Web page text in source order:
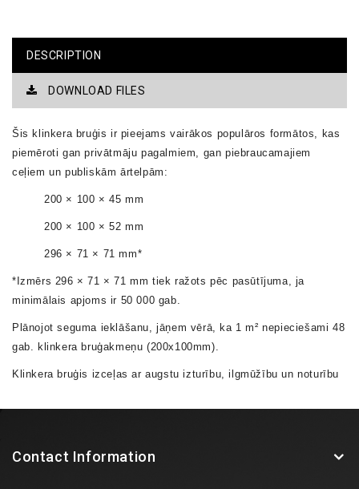
DESCRIPTION
DOWNLOAD FILES
Šis klinkera bruģis ir pieejams vairākos populāros formātos, kas
piemēroti gan privātmāju pagalmiem, gan piebraucamajiem
ceļiem un publiskām ārtelpām:
200 × 100 × 45 mm
200 × 100 × 52 mm
296 × 71 × 71 mm*
*Izmērs 296 × 71 × 71 mm tiek ražots pēc pasūtījuma, ja
minimālais apjoms ir 50 000 gab.
Plānojot seguma ieklāšanu, jāņem vērā, ka 1 m² nepieciešami 48
gab. klinkera bruģakmeņu (200x100mm)
Klinkera bruģis izceļas ar augstu izturību, ilgmūžību un noturību
segumiem.
Contact Information